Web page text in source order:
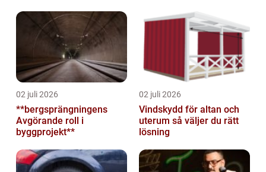
02 juli 2026
**bergsprängningens
Avgörande roll i
byggprojekt**
02 juli 2026
Vindskydd för altan och
uterum så väljer du rätt
lösning